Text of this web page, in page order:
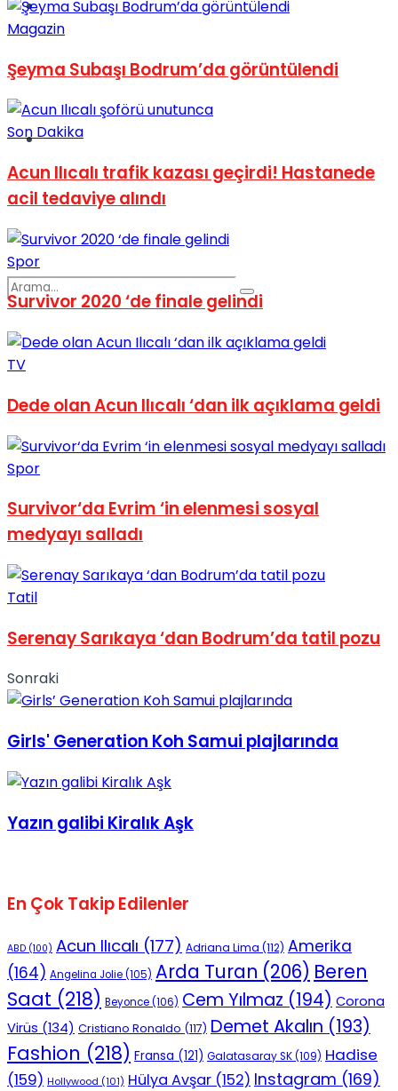
Spor
Podcast
No Result
Magazin
Şeyma Subaşı Bodrum’da görüntülendi
Son Dakika
Acun Ilıcalı trafik kazası geçirdi! Hastanede
acil tedaviye alındı
Spor
Survivor 2020 ‘de finale gelindi
TV
Dede olan Acun Ilıcalı ‘dan ilk açıklama geldi
Spor
Survivor‘da Evrim ‘in elenmesi sosyal
medyayı salladı
Tatil
Serenay Sarıkaya ‘dan Bodrum’da tatil pozu
Sonraki
Girls' Generation Koh Samui plajlarında
Yazın galibi Kiralık Aşk
En Çok Takip Edilenler
ABD (100) Acun Ilıcalı (177) Adriana Lima (112) Amerika
(164) Angelina Jolie(105) Arda Turan (206) Beren
Saat (218) Beyonce(106) Cem Yılmaz (194) Corona
Virüs (134) Cristiano Ronaldo (117) Demet Akalın (193)
Fashion (218) Fransa (121) Galatasaray SK(109) Hadise
(159) Hollywood (101) Hülya Avşar (152) Instagram (169)